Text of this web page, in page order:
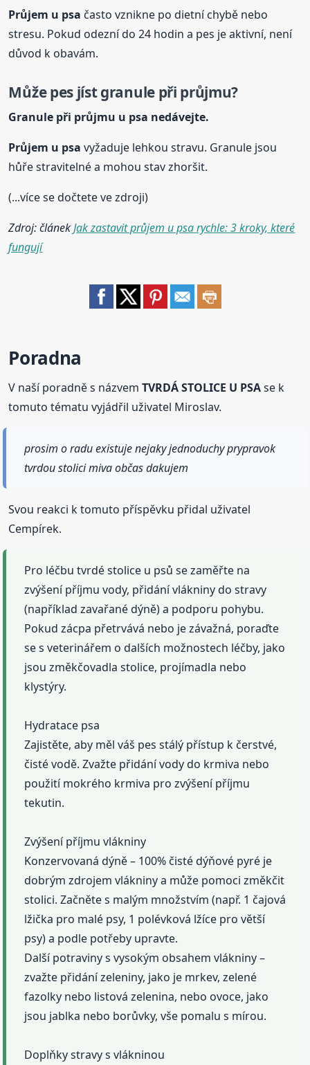
Průjem u psa často vznikne po dietní chybě nebo
stresu. Pokud odezní do 24 hodin a pes je aktivní, není
důvod k obavám.
Může pes jíst granule při průjmu?
Granule při průjmu u psa nedávejte.
Průjem u psa vyžaduje lehkou stravu. Granule jsou
hůře stravitelné a mohou stav zhoršit.
(...více se dočtete ve zdroji)
Zdroj: článekJak zastavit průjem u psa rychle: 3 kroky, které
fungují
Poradna
V naší poradně s názvemTVRDÁ STOLICE U PSAse k
tomuto tématu vyjádřil uživatel Miroslav.
prosim o radu existuje nejaky jednoduchy prypravok
tvrdou stolici miva občas dakujem
Svou reakci k tomuto příspěvku přidal uživatel
Cempírek.
Pro léčbu tvrdé stolice u psů se zaměřte na
zvýšení příjmu vody, přidání vlákniny do stravy
(například zavařané dýně) a podporu pohybu.
Pokud zácpa přetrvává nebo je závažná, poraďte
se s veterinářem o dalších možnostech léčby, jako
jsou změkčovadla stolice, projímadla nebo
klystýry.
Hydratace psa
Zajistěte, aby měl váš pes stálý přístup k čerstvé,
čisté vodě. Zvažte přidání vody do krmiva nebo
použití mokrého krmiva pro zvýšení příjmu
tekutin.
Zvýšení příjmu vlákniny
Konzervovaná dýně – 100% čisté dýňové pyré je
dobrým zdrojem vlákniny a může pomoci změkčit
stolici. Začněte s malým množstvím (např. 1 čajová
lžička pro malé psy, 1 polévková lžíce pro větší
psy) a podle potřeby upravte.
Další potraviny s vysokým obsahem vlákniny –
zvažte přidání zeleniny, jako je mrkev, zelené
fazolky nebo listová zelenina, nebo ovoce, jako
jsou jablka nebo borůvky, vše pomalu s mírou.
Doplňky stravy s vlákninou